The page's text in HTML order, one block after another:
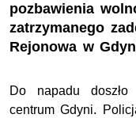
pozbawienia
zatrzymanego
Rejonowa w
Do napadu
centrum Gdyni.